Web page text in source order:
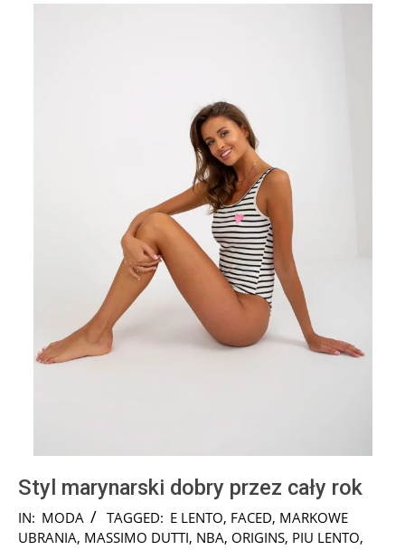
Styl marynarski dobry przez cały rok
2024-
12-
IN: MODA TAGGED: E LENTO, FACED, MARKOWE
UBRANIA, MASSIMO DUTTI, NBA, ORIGINS, PIU LENTO,